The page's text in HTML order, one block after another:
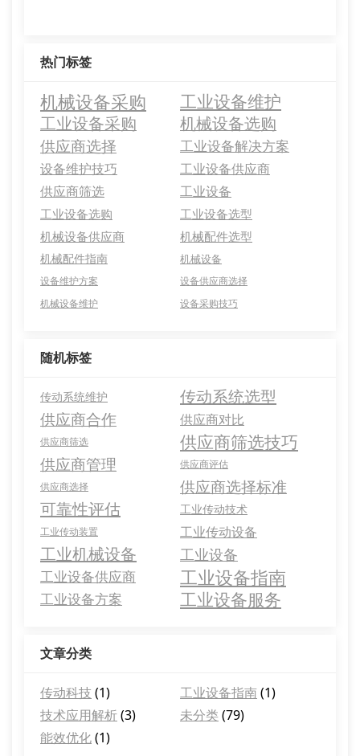
热门标签
机械设备采购 工业设备维护
工业设备采购
机械设备选购
供应商选择
工业设备解决方案
设备维护技巧
工业设备供应商
供应商筛选
工业设备
工业设备选购
工业设备选型
机械设备供应商
机械配件选型
机械配件指南 机械设备
设备维护方案
设备供应商选择
机械设备维护
设备采购技巧
随机标签
传动系统维护 传动系统选型
供应商合作 供应商对比
供应商筛选 供应商筛选技巧
供应商管理
供应商评估
供应商选择
供应商选择标准
可靠性评估 工业传动技术
工业传动装置 工业传动设备
工业机械设备 工业设备
工业设备供应商 工业设备指南
工业设备方案 工业设备服务
文章分类
传动科技 (1) 工业设备指南(1)
技术应用解析(3) 未分类(79)
能效优化(1)